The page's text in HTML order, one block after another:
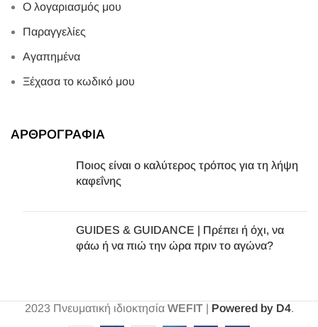
Ο λογαριασμός μου
Παραγγελίες
Αγαπημένα
Ξέχασα το κωδικό μου
ΑΡΘΡΟΓΡΑΦΙΑ
Ποιος είναι ο καλύτερος τρόπος για τη λήψη
καφεΐνης
GUIDES & GUIDANCE | Πρέπει ή όχι, να
φάω ή να πιώ την ώρα πριν το αγώνα?
2023 Πνευματική ιδιοκτησία WEFIT| Powered by D4.